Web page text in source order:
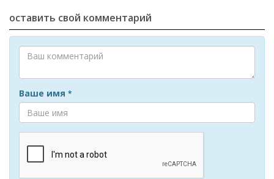
оставить свой комментарий
Ваше имя *